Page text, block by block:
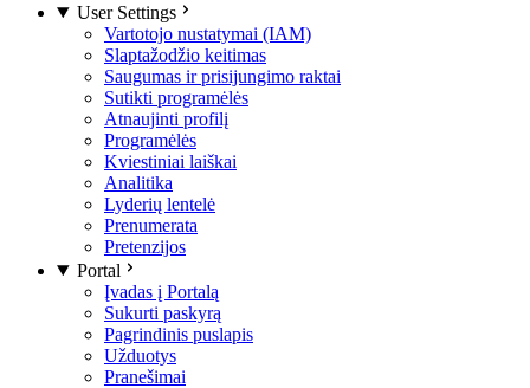
User Settings
Vartotojo nustatymai (IAM)
Slaptažodžio keitimas
Saugumas ir prisijungimo raktai
Sutikti programėlės
Atnaujinti profilį
Programėlės
Kviestiniai laiškai
Analitika
Lyderių lentelė
Prenumerata
Pretenzijos
Portal
Įvadas į Portalą
Sukurti paskyrą
Pagrindinis puslapis
Užduotys
Pranešimai